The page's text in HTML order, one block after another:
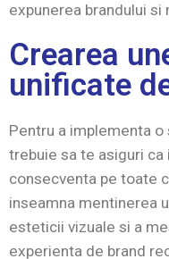
expunerea brandului
Crearea
unificate
Pentru a implementa
trebuie sa te asiguri
consecventa pe toate
inseamna mentinerea
esteticii vizuale si a
experienta de brand